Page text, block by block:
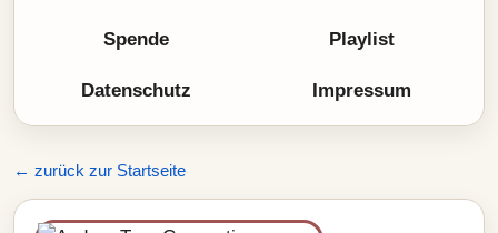
Spende Playlist
Datenschutz Impressum
← zurück zur Startseite